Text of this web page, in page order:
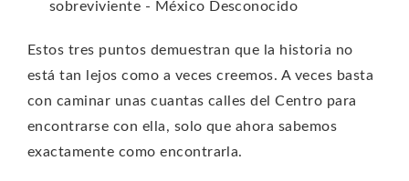
Estos tres puntos demuestran que la historia no
está tan lejos como a veces creemos. A veces basta
con caminar unas cuantas calles del Centro para
encontrarse con ella, solo que ahora sabemos
exactamente como encontrarla.